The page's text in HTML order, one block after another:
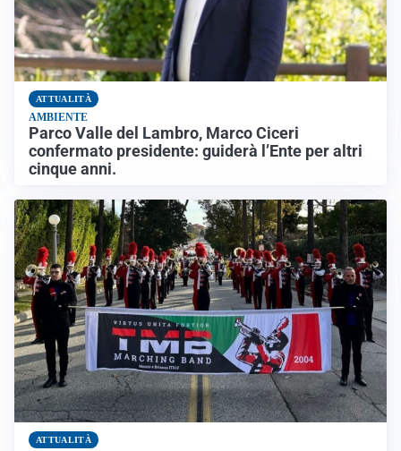
ATTUALITÀ
AMBIENTE
Parco Valle del Lambro, Marco Ciceri
confermato presidente: guiderà l’Ente per altri
cinque anni.
ATTUALITÀ